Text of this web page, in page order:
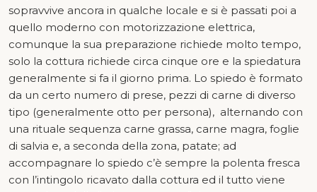
sopravvive ancora in qualche locale e si è passati poi a
quello moderno con motorizzazione elettrica,
comunque la sua preparazione richiede molto tempo,
solo la cottura richiede circa cinque ore e la spiedatura
generalmente si fa il giorno prima. Lo spiedo è formato
da un certo numero di prese, pezzi di carne di diverso
tipo (generalmente otto per persona), alternando con
una rituale sequenza carne grassa, carne magra, foglie
di salvia e, a seconda della zona, patate; ad
accompagnare lo spiedo c’è sempre la polenta fresca
con l’intingolo ricavato dalla cottura ed il tutto viene